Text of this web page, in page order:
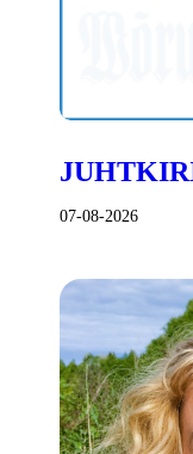
07-08-2026